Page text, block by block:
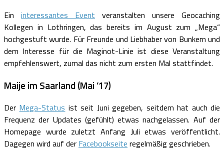
Ein interessantes Event veranstalten unsere Geocaching
Kollegen in Lothringen, das bereits im August zum „Mega“
hochgestuft wurde. Für Freunde und Liebhaber von Bunkern und
dem Interesse für die Maginot-Linie ist diese Veranstaltung
empfehlenswert, zumal das nicht zum ersten Mal stattfindet.
Maije im Saarland (Mai ’17)
Der Mega-Status ist seit Juni gegeben, seitdem hat auch die
Frequenz der Updates (gefühlt) etwas nachgelassen. Auf der
Homepage wurde zuletzt Anfang Juli etwas veröffentlicht.
Dagegen wird auf der Facebookseite regelmäßig geschrieben.